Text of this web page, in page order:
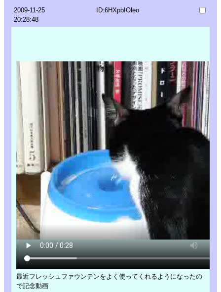
2009-11-25
20:28:48
ID:6HXpbIOleo
最近フレッシュファウンテンをよく使ってくれるようになったの
で記念動画